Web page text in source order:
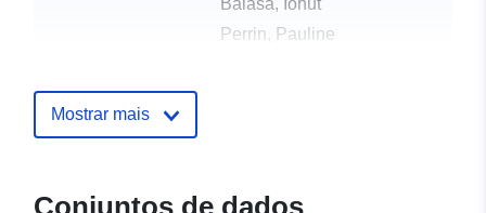
Balasa, Ionut
Perrin, Pauline
Mostrar mais